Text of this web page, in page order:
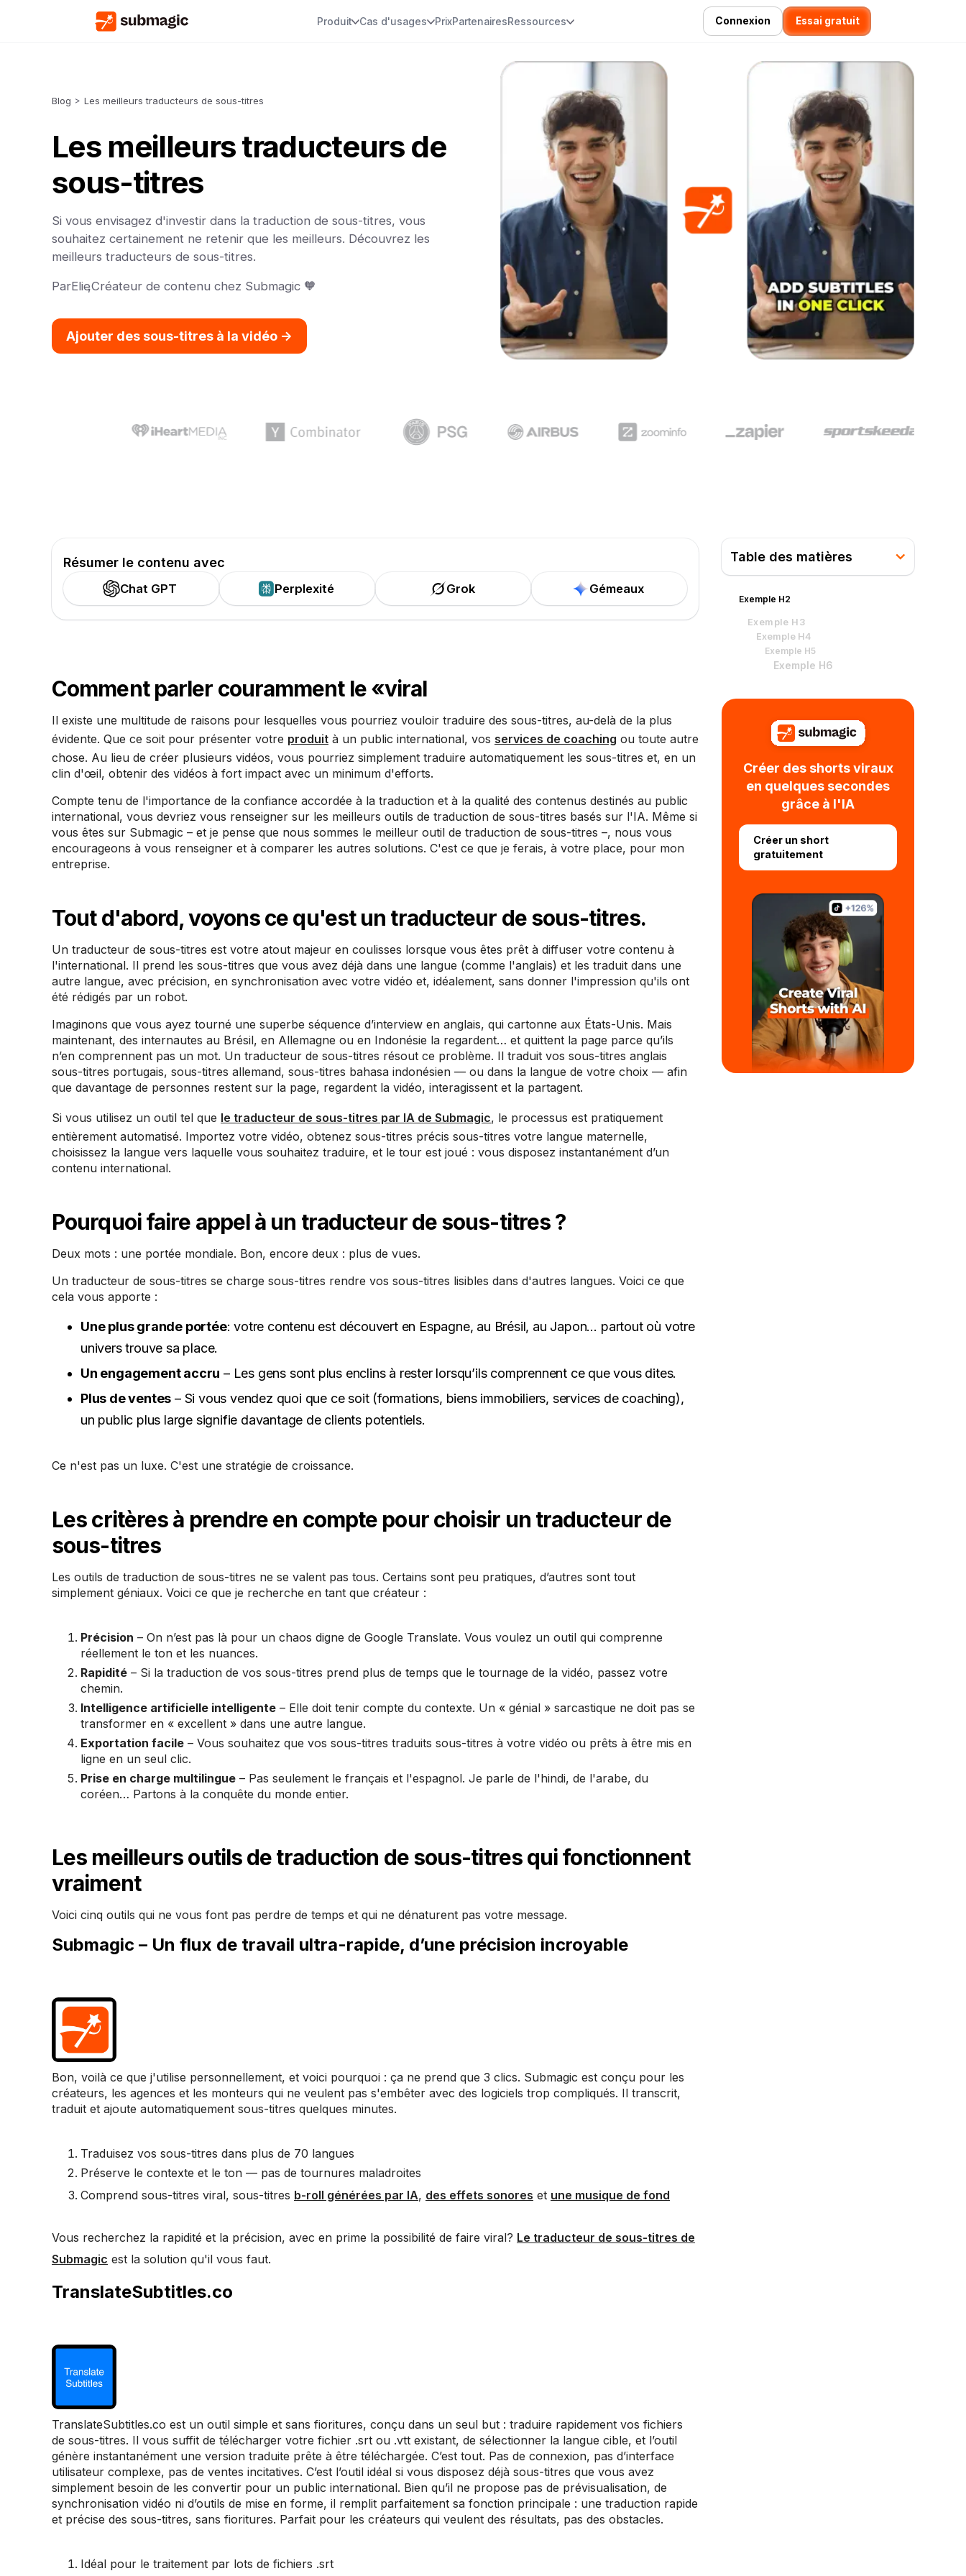
Produit Cas d'usages PrixPartenairesRessources Connexion Essai gratuit
Blog > Les meilleurs traducteurs de sous-titres
Les meilleurs traducteurs de
sous-titres
Si vous envisagez d'investir dans la traduction de sous-titres, vous
souhaitez certainement ne retenir que les meilleurs. Découvrez les
meilleurs traducteurs de sous-titres.
ParElie,Créateur de contenu chez Submagic 🧡
Ajouter des sous-titres à la vidéo ->
Résumer le contenu avec
Chat GPT Perplexité Grok Gémeaux
Comment parler couramment le «viral
Il existe une multitude de raisons pour lesquelles vous pourriez vouloir traduire des sous-titres, au-delà de la plus
évidente. Que ce soit pour présenter votre produit à un public international, vos services de coaching ou toute autre
chose. Au lieu de créer plusieurs vidéos, vous pourriez simplement traduire automatiquement les sous-titres et, en un
clin d'œil, obtenir des vidéos à fort impact avec un minimum d'efforts.
Compte tenu de l'importance de la confiance accordée à la traduction et à la qualité des contenus destinés au public
international, vous devriez vous renseigner sur les meilleurs outils de traduction de sous-titres basés sur l'IA. Même si
vous êtes sur Submagic – et je pense que nous sommes le meilleur outil de traduction de sous-titres –, nous vous
encourageons à vous renseigner et à comparer les autres solutions. C'est ce que je ferais, à votre place, pour mon
entreprise.
Tout d'abord, voyons ce qu'est un traducteur de sous-titres.
Un traducteur de sous-titres est votre atout majeur en coulisses lorsque vous êtes prêt à diffuser votre contenu à
l'international. Il prend les sous-titres que vous avez déjà dans une langue (comme l'anglais) et les traduit dans une
autre langue, avec précision, en synchronisation avec votre vidéo et, idéalement, sans donner l'impression qu'ils ont
été rédigés par un robot.
Imaginons que vous ayez tourné une superbe séquence d’interview en anglais, qui cartonne aux États-Unis. Mais
maintenant, des internautes au Brésil, en Allemagne ou en Indonésie la regardent… et quittent la page parce qu’ils
n’en comprennent pas un mot. Un traducteur de sous-titres résout ce problème. Il traduit vos sous-titres anglais
sous-titres portugais, sous-titres allemand, sous-titres bahasa indonésien — ou dans la langue de votre choix — afin
que davantage de personnes restent sur la page, regardent la vidéo, interagissent et la partagent.
Si vous utilisez un outil tel que le traducteur de sous-titres par IA de Submagic, le processus est pratiquement
entièrement automatisé. Importez votre vidéo, obtenez sous-titres précis sous-titres votre langue maternelle,
choisissez la langue vers laquelle vous souhaitez traduire, et le tour est joué : vous disposez instantanément d’un
contenu international.
Pourquoi faire appel à un traducteur de sous-titres ?
Deux mots : une portée mondiale. Bon, encore deux : plus de vues.
Un traducteur de sous-titres se charge sous-titres rendre vos sous-titres lisibles dans d'autres langues. Voici ce que
cela vous apporte :
Une plus grande portée: votre contenu est découvert en Espagne, au Brésil, au Japon… partout où votre
univers trouve sa place.
Un engagement accru – Les gens sont plus enclins à rester lorsqu’ils comprennent ce que vous dites.
Plus de ventes – Si vous vendez quoi que ce soit (formations, biens immobiliers, services de coaching),
un public plus large signifie davantage de clients potentiels.
Ce n'est pas un luxe. C'est une stratégie de croissance.
Les critères à prendre en compte pour choisir un traducteur de
sous-titres
Les outils de traduction de sous-titres ne se valent pas tous. Certains sont peu pratiques, d’autres sont tout
simplement géniaux. Voici ce que je recherche en tant que créateur :
Précision – On n’est pas là pour un chaos digne de Google Translate. Vous voulez un outil qui comprenne
réellement le ton et les nuances.
Rapidité – Si la traduction de vos sous-titres prend plus de temps que le tournage de la vidéo, passez votre
chemin.
Intelligence artificielle intelligente – Elle doit tenir compte du contexte. Un « génial » sarcastique ne doit pas se
transformer en « excellent » dans une autre langue.
Exportation facile – Vous souhaitez que vos sous-titres traduits sous-titres à votre vidéo ou prêts à être mis en
ligne en un seul clic.
Prise en charge multilingue – Pas seulement le français et l'espagnol. Je parle de l'hindi, de l'arabe, du
coréen… Partons à la conquête du monde entier.
Les meilleurs outils de traduction de sous-titres qui fonctionnent
vraiment
Voici cinq outils qui ne vous font pas perdre de temps et qui ne dénaturent pas votre message.
Submagic – Un flux de travail ultra-rapide, d’une précision incroyable
Bon, voilà ce que j'utilise personnellement, et voici pourquoi : ça ne prend que 3 clics. Submagic est conçu pour les
créateurs, les agences et les monteurs qui ne veulent pas s'embêter avec des logiciels trop compliqués. Il transcrit,
traduit et ajoute automatiquement sous-titres quelques minutes.
Traduisez vos sous-titres dans plus de 70 langues
Préserve le contexte et le ton — pas de tournures maladroites
Comprend sous-titres viral, sous-titres b-roll générées par IA, des effets sonores et une musique de fond
Vous recherchez la rapidité et la précision, avec en prime la possibilité de faire viral? Le traducteur de sous-titres de
Submagic est la solution qu'il vous faut.
TranslateSubtitles.co
TranslateSubtitles.co est un outil simple et sans fioritures, conçu dans un seul but : traduire rapidement vos fichiers
de sous-titres. Il vous suffit de télécharger votre fichier .srt ou .vtt existant, de sélectionner la langue cible, et l’outil
génère instantanément une version traduite prête à être téléchargée. C’est tout. Pas de connexion, pas d’interface
utilisateur complexe, pas de ventes incitatives. C’est l’outil idéal si vous disposez déjà sous-titres que vous avez
simplement besoin de les convertir pour un public international. Bien qu’il ne propose pas de prévisualisation, de
synchronisation vidéo ni d’outils de mise en forme, il remplit parfaitement sa fonction principale : une traduction rapide
et précise des sous-titres, sans fioritures. Parfait pour les créateurs qui veulent des résultats, pas des obstacles.
Idéal pour le traitement par lots de fichiers .srt
Table des matières
Exemple H2
Exemple H3
Exemple H4
Exemple H5
Exemple H6
Créer des shorts viraux
en quelques secondes
grâce à l'IA
Créer un short
gratuitement